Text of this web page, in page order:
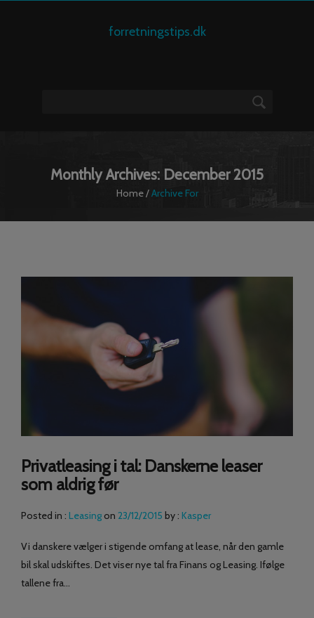
forretningstips.dk
Monthly Archives: December 2015
Home/Archive For
Privatleasing i tal: Danskerne leaser
som aldrig før
Posted in : Leasing on 23/12/2015 by : Kasper
Vi danskere vælger i stigende omfang at lease, når den gamle
bil skal udskiftes. Det viser nye tal fra Finans og Leasing. Ifølge
tallene fra…